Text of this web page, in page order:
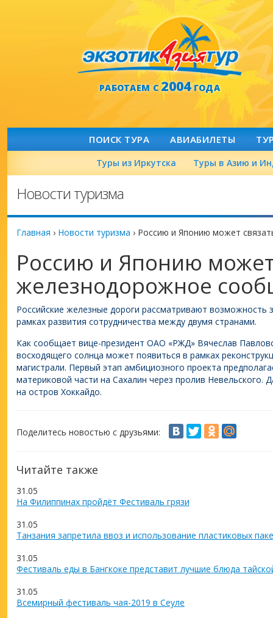
РАБОТАЕМ С2004ГОДА
ПОИСК ТУРА АВИАБИЛЕТЫ
Туры из Иркутска Туры в Азию и
Новости туризма
Главная › Новости туризма › Россию и Японию может
Россию и Японию
железнодорожное
Российские железные дороги рассматривают возможность
рамках развития сотрудничества между двумя странами.
Как сообщает вице-президент ОАО «РЖД» Вячеслав
восходящего солнца может появиться в рамках
магистрали. Первый этап амбициозного проекта
материковой части на Сахалин через пролив Невельского.
на остров Хоккайдо.
Поделитесь новостью с друзьями:
Читайте также
31.05
На Филиппинах пройдёт Фестиваль грязи
31.05
Танзания запретила ввоз и использование пластиковых
31.05
Фестиваль еды в Бангкоке представит лучшие блюда
31.05
Всемирный фестиваль чая-2019 в Сеуле